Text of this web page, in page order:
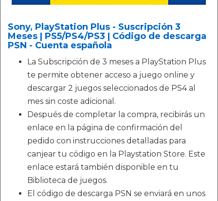
Sony, PlayStation Plus - Suscripción 3
Meses | PS5/PS4/PS3 | Código de descarga
PSN - Cuenta española
La Subscripción de 3 meses a PlayStation Plus
te permite obtener acceso a juego online y
descargar 2 juegos seleccionados de PS4 al
mes sin coste adicional.
Después de completar la compra, recibirás un
enlace en la página de confirmación del
pedido con instrucciones detalladas para
canjear tu código en la Playstation Store. Este
enlace estará también disponible en tu
Biblioteca de juegos.
El código de descarga PSN se enviará en unos